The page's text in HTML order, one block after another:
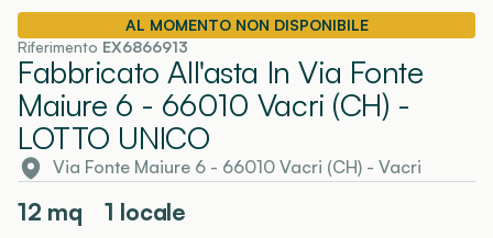
AL MOMENTO NON DISPONIBILE
Riferimento EX6866913
Fabbricato All'asta In Via Fonte
Maiure 6 - 66010 Vacri (CH) -
LOTTO UNICO
Via Fonte Maiure 6 - 66010 Vacri (CH) - Vacri
12 mq
1 locale